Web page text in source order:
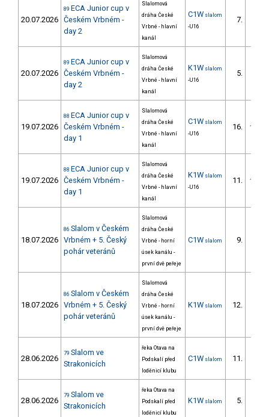
20.07.2026
89 ECA Junior cup v
Českém Vrbném -
day 2
Slalomová
dráha České
Vrbné - hlavní
kanál
C1W slalom
-U16
7.
20.07.2026
89 ECA Junior cup v
Českém Vrbném -
day 2
Slalomová
dráha České
Vrbné - hlavní
kanál
K1W slalom
-U16
5.
19.07.2026
88 ECA Junior cup v
Českém Vrbném -
day 1
Slalomová
dráha České
Vrbné - hlavní
kanál
C1W slalom
-U16
16. 16/DM
19.07.2026
88 ECA Junior cup v
Českém Vrbném -
day 1
Slalomová
dráha České
Vrbné - hlavní
kanál
K1W slalom
-U16
11. 11/DM
18.07.2026
86 Slalom v Českém
Vrbném + 5. Český
pohár veteránů
Slalomová
dráha České
Vrbné - horní
úsek kanálu -
první dvě peřeje
C1W slalom 9.
18.07.2026
86 Slalom v Českém
Vrbném + 5. Český
pohár veteránů
Slalomová
dráha České
Vrbné - horní
úsek kanálu -
první dvě peřeje
K1W slalom 12.
28.06.2026
79 Slalom ve
Strakonicích
řeka Otava na
Podskalí před
loděnicí klubu
C1W slalom 11.
28.06.2026
79 Slalom ve
Strakonicích
řeka Otava na
Podskalí před
loděnicí klubu
K1W slalom 5.